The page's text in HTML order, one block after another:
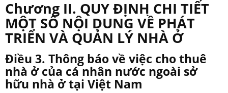
Chương II. QUY ĐỊNH CHI TIẾT
MỘT SỐ NỘI DUNG VỀ PHÁT
TRIỂN VÀ QUẢN LÝ NHÀ Ở
Điều 3. Thông báo về việc cho thuê
nhà ở của cá nhân nước ngoài sở
hữu nhà ở tại Việt Nam